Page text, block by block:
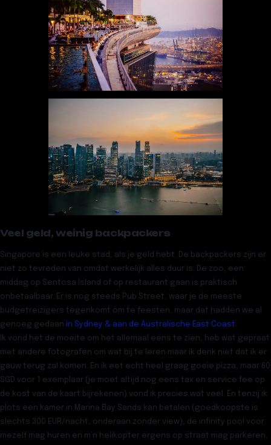
Veel geld, weinig backpackers
Singapore is een leuke stad, als je geld hebt. De backpackers zijn er
niet zo tevreden van omdat werkelijk alles duur is. De zoo, een
middag op Sentosa Island of op restaurant gaan is praktisch
onbetaalbaar. Er is nog steeds Pub Street, waar je de meeste
budgetreizigers tegenkomt om te feesten, maar dat hadden we al
genoeg gedaan in Sydney & aan de Australische East Coast.
Ik vond het de moeite om het allemaal eens te zien, heb wat gepraat
met andere fotografen om wat bij te leren maar ik denk niet dat ik er
gauw terug zal komen. En ik eet echt heel graag goeie pizza, maar 60
SGD voor 1 exemplaar (je moet altijd nog eens tax en service fee op
de kost van de kaart bijrekenen) vond ik precies wat veel. En tenzij ik
plots een kamer in Marina Bay Sands kan betalen (goedkoopste is
slechts 300 EUR/nacht, onderaan zonder view), de infinity pool voor
mezelf mag huren en m’n helikopter ergens op straat mag parkeren,